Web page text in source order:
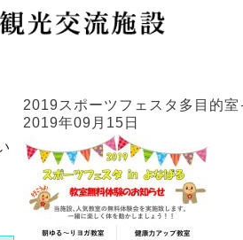
2019スポーツフェスタ多目的室
2019年09月15日